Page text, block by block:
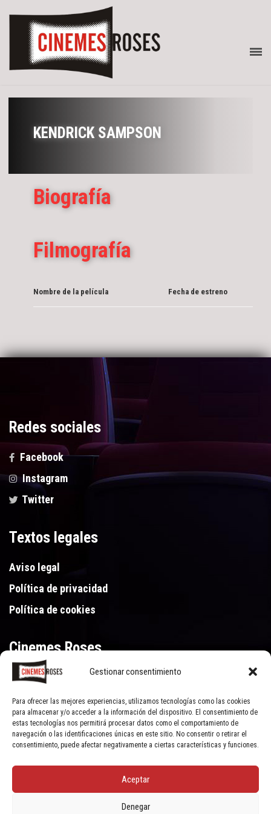
Gestionar consentimiento
Para ofrecer las mejores experiencias, utilizamos tecnologías como las cookies
para almacenar y/o acceder a la información del dispositivo. El consentimiento de
estas tecnologías nos permitirá procesar datos como el comportamiento de
navegación o las identificaciones únicas en este sitio. No consentir o retirar el
consentimiento, puede afectar negativamente a ciertas características y funciones.
Aceptar
Denegar
KENDRICK SAMPSON
Biografía
Filmografía
Nombre de la película Fecha de estreno
Redes sociales
Facebook
Instagram
Twitter
Textos legales
Aviso legal
Política de privacidad
Política de cookies
Cinemes Roses
Gran Via de Pau Casals 250, 17480 Roses (Girona)
972 15 46 46
© Cinemes Roses - 2022, all rights reserved | Powered by